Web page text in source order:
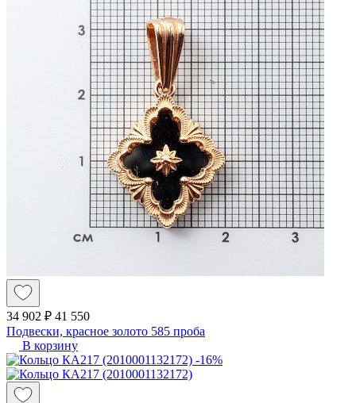
34 902 ₽ 41 550
Подвески, красное золото 585 проба
В корзину
-16%